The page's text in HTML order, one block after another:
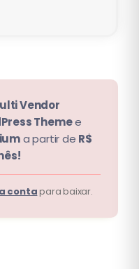
Vendor
Themee
a partir de R$
contapara baixar.